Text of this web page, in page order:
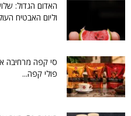
האדום הגדול:
וליום האבטיח
סי קפה מרחיבה
פולי קפה...